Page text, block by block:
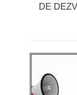
DE